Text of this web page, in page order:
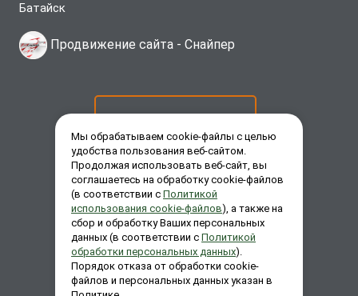
Батайск
Продвижение сайта - Снайпер
ЗАКАЗАТЬ ЗВОНОК
ЗАДАТЬ ВОПРОС
Мы обрабатываем cookie-файлы с целью
удобства пользования веб-сайтом.
Продолжая использовать веб-сайт, вы
соглашаетесь на обработку cookie-файлов
(в соответствии с Политикой
использования cookie-файлов), а также на
сбор и обработку Ваших персональных
данных (в соответствии с Политикой
обработки персональных данных).
Порядок отказа от обработки cookie-
файлов и персональных данных указан в